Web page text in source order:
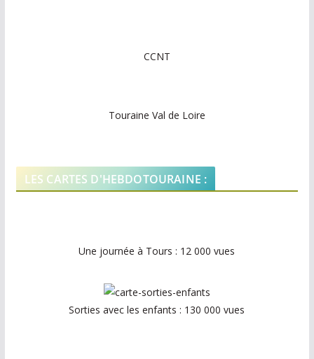
CCNT
Touraine Val de Loire
LES CARTES D'HEBDOTOURAINE :
Une journée à Tours : 12 000 vues
Sorties avec les enfants : 130 000 vues